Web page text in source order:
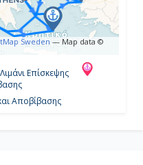
Κέρκυρα, Ελλάδα
13:00
21:00
Ημέρα 6η
Sweden— Map data ©
Λιμάνι Επίσκεψης
Αποβίβασης